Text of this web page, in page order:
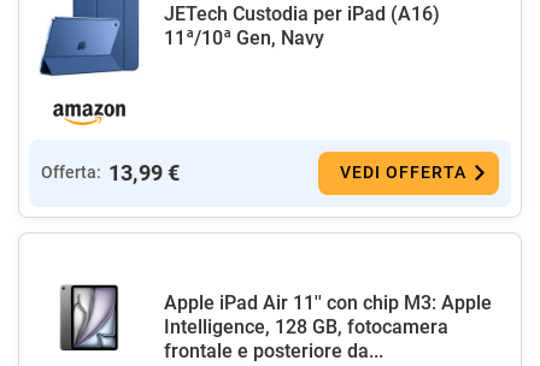
JETech Custodia per iPad (A16)
11ª/10ª Gen, Navy
Offerta: 13,99 € VEDI OFFERTA
Apple iPad Air 11'' con chip M3: Apple
Intelligence, 128 GB, fotocamera
frontale e posteriore da...